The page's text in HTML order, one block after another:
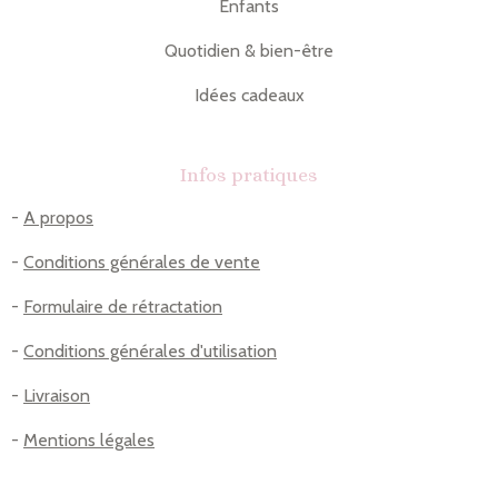
Enfants
Quotidien & bien-être
Idées cadeaux
Infos pratiques
- A propos
- Conditions générales de vente
- Formulaire de rétractation
- Conditions générales d'utilisation
- Livraison
- Mentions légales